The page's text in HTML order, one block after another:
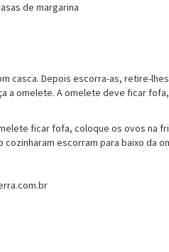
de margarina
casca. Depois escorra-as, retire-
a omelete. A omelete deve ficar
ficar fofa, coloque os ovos na
cozinharam escorram para baixo da